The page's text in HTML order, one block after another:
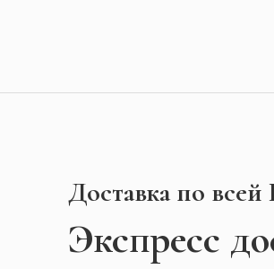
Доставка по
Экспресс